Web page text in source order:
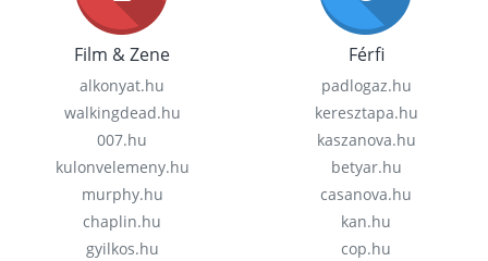
Film & Zene
alkonyat.hu
walkingdead.hu
007.hu
kulonvelemeny.hu
murphy.hu
chaplin.hu
gyilkos.hu
Férfi
padlogaz.hu
keresztapa.hu
kaszanova.hu
betyar.hu
casanova.hu
kan.hu
cop.hu